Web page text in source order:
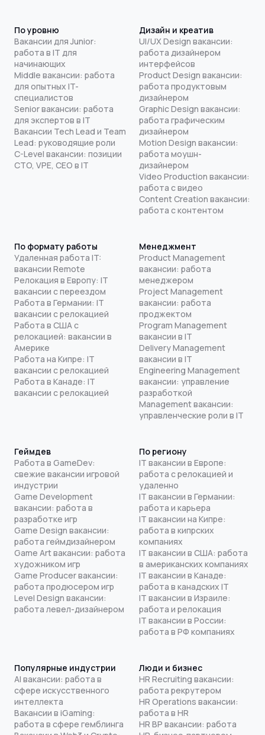
По уровню
Вакансии для Junior:
работа в IT для
начинающих
Middle вакансии: работа
для опытных IT-
специалистов
Senior вакансии: работа
для экспертов в IT
Вакансии Tech Lead и Team
Lead: руководящие роли
C-Level вакансии: позиции
CTO, VPE, CEO в IT
Дизайн и креатив
UI/UX Design вакансии:
работа дизайнером
интерфейсов
Product Design вакансии:
работа продуктовым
дизайнером
Graphic Design вакансии:
работа графическим
дизайнером
Motion Design вакансии:
работа моушн-
дизайнером
Video Production вакансии:
работа с видео
Content Creation вакансии:
работа с контентом
По формату работы
Удаленная работа IT:
вакансии Remote
Релокация в Европу: IT
вакансии с переездом
Работа в Германии: IT
вакансии с релокацией
Работа в США с
релокацией: вакансии в
Америке
Работа на Кипре: IT
вакансии с релокацией
Работа в Канаде: IT
вакансии с релокацией
Менеджмент
Product Management
вакансии: работа
менеджером
Project Management
вакансии: работа
проджектом
Program Management
вакансии в IT
Delivery Management
вакансии в IT
Engineering Management
вакансии: управление
разработкой
Management вакансии:
управленческие роли в IT
Геймдев
Работа в GameDev:
свежие вакансии игровой
индустрии
Game Development
вакансии: работа в
разработке игр
Game Design вакансии:
работа геймдизайнером
Game Art вакансии: работа
художником игр
Game Producer вакансии:
работа продюсером игр
Level Design вакансии:
работа левел-дизайнером
По региону
IT вакансии в Европе:
работа с релокацией и
удаленно
IT вакансии в Германии:
работа и карьера
IT вакансии на Кипре:
работа в кипрских
компаниях
IT вакансии в США: работа
в американских компаниях
IT вакансии в Канаде:
работа в канадских IT
IT вакансии в Израиле:
работа и релокация
IT вакансии в России:
работа в РФ компаниях
Популярные индустрии
AI вакансии: работа в
сфере искусственного
интеллекта
Вакансии в iGaming:
работа в сфере гемблинга
Люди и бизнес
HR Recruiting вакансии:
работа рекрутером
HR Operations вакансии:
работа в HR
HR BP вакансии: работа